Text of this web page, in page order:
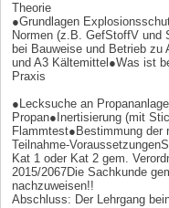
Theorie
●Grundlagen
Normen (z.B. GefStoffV und
bei Bauweise und Betrieb
und A3 Kältemittel●Was ist
Praxis
●Lecksuche an
Propan●Inertisierung (mit
Flammtest●Bestimmung der
Teilnahme-
Kat 1 oder Kat 2 gem.
2015/2067Die Sachkunde
nachzuweisen!!
Abschluss: Der Lehrgang